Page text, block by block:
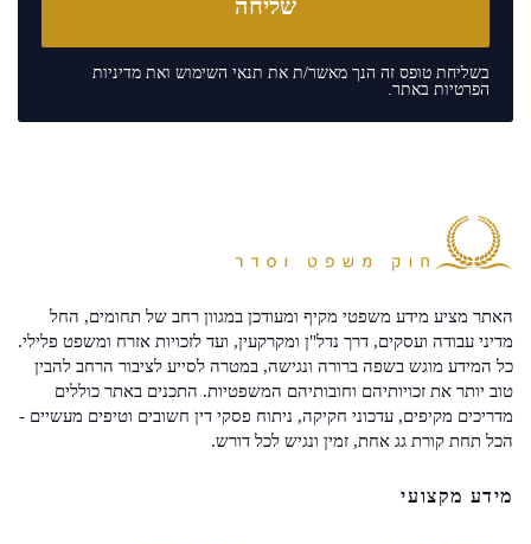
בשליחת טופס זה הנך מאשר/ת את תנאי השימוש ואת מדיניות
הפרטיות באתר.
האתר מציע מידע משפטי מקיף ומעודכן במגוון רחב של תחומים, החל
מדיני עבודה ועסקים, דרך נדל"ן ומקרקעין, ועד לזכויות אזרח ומשפט פלילי.
כל המידע מוגש בשפה ברורה ונגישה, במטרה לסייע לציבור הרחב להבין
טוב יותר את זכויותיהם וחובותיהם המשפטיות. התכנים באתר כוללים
מדריכים מקיפים, עדכוני חקיקה, ניתוח פסקי דין חשובים וטיפים מעשיים -
הכל תחת קורת גג אחת, זמין ונגיש לכל דורש.
מידע מקצועי